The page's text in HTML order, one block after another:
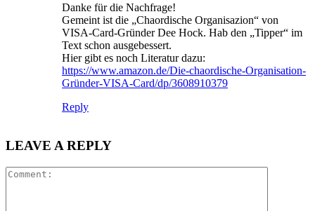
Danke für die Nachfrage!
Gemeint ist die „Chaordische Organisazion“ von
VISA-Card-Gründer Dee Hock. Hab den „Tipper“ im
Text schon ausgebessert.
Hier gibt es noch Literatur dazu:
https://www.amazon.de/Die-chaordische-Organisation-
Gründer-VISA-Card/dp/3608910379
Reply
LEAVE A REPLY